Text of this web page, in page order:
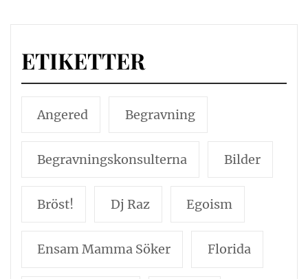
ETIKETTER
Angered Begravning
Begravningskonsulterna Bilder
Bröst! Dj Raz Egoism
Ensam Mamma Söker Florida